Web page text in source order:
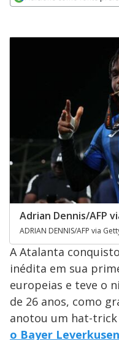
Adrian Dennis/AFP
ADRIAN DENNIS/AFP via
A Atalanta
inédita em sua
europeias e teve o
de 26 anos, como
anotou um hat-trick
o Bayer Leverkusen